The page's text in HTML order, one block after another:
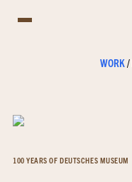
WORK/
100 YEARS OF DEUTSCHES MUSEUM